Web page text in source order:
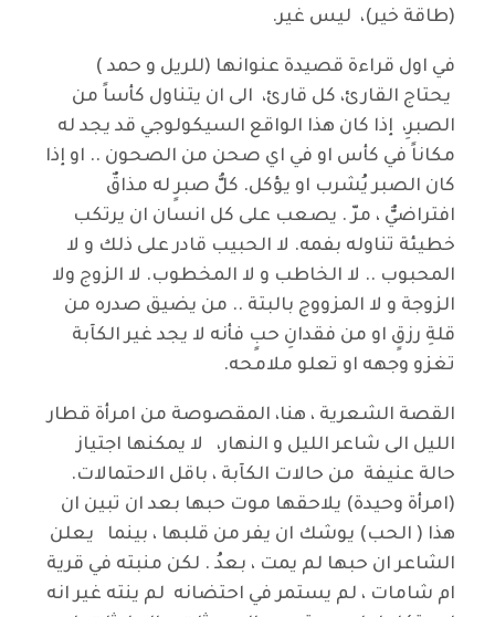
(طاقة خير)، ليس غير.
في اول قراءة قصيدة عنوانها (للريل و حمد )
يحتاج القارئ، كل قارئ، الى ان يتناول كأساً من
الصبرِ، إذا كان هذا الواقع السيكولوجي قد يجد له
مكاناً في كأس او في اي صحن من الصحون .. او إذا
كان الصبر يُشرب او يؤكل. كلُّ صبرٍ له مذاقٌ
افتراضيٌّ ، مرّ . يصعب على كل انسان ان يرتكب
خطيئة تناوله بفمه. لا الحبيب قادر على ذلك و لا
المحبوب .. لا الخاطب و لا المخطوب. لا الزوج ولا
الزوجة و لا المزووج بالبتة .. من يضيق صدره من
قلةِ رزقٍ او من فقدانِ حبٍ فأنه لا يجد غير الكآبة
تغزو وجهه او تعلو ملامحه.
القصة الشعرية ، هنا، المقصوصة من امرأة قطار
الليل الى شاعر الليل و النهار، لا يمكنها اجتياز
حالة عنيفة من حالات الكآبة ، باقل الاحتمالات.
(امرأة وحيدة) يلاحقها موت حبها بعد ان تبين ان
هذا ( الحب) يوشك ان يفر من قلبها ، بينما يعلن
الشاعر ان حبها لم يمت ، بعدُ . لكن منبته في قرية
ام شامات ، لم يستمر في احتضانه لم ينته غير انه